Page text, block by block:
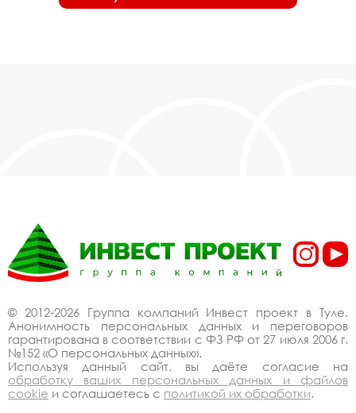
© 2012-2026 Группа компаний Инвест проект в Туле.
Анонимность персональных данных и переговоров
гарантирована в соответствии с ФЗ РФ от 27 июля 2006 г.
№152 «О персональных данных».
Используя данный сайт, вы даёте согласие на
обработку ваших персональных данных и файлов
cookie и соглашаетесь с политикой их обработки.